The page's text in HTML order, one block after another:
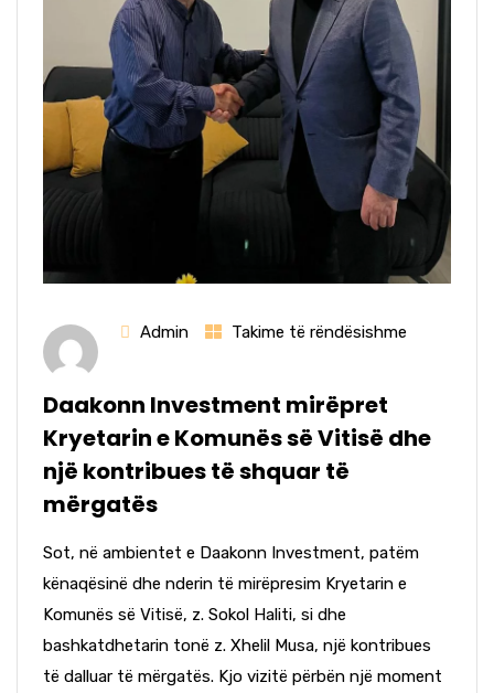
Admin Takime të rëndësishme
Daakonn Investment mirëpret
Kryetarin e Komunës së Vitisë dhe
një kontribues të shquar të
mërgatës
Sot, në ambientet e Daakonn Investment, patëm
kënaqësinë dhe nderin të mirëpresim Kryetarin e
Komunës së Vitisë, z. Sokol Haliti, si dhe
bashkatdhetarin tonë z. Xhelil Musa, një kontribues
të dalluar të mërgatës. Kjo vizitë përbën një moment